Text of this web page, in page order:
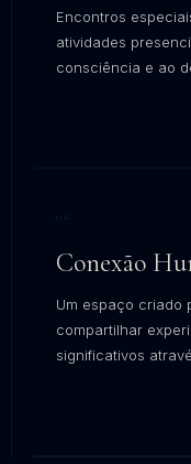
Encontros
atividades
consciência e ao
Conexão
Um espaço criado
compartilhar
significativos